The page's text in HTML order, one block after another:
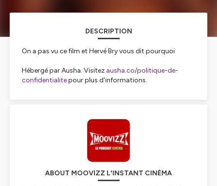
DESCRIPTION
On a pas vu ce film et Hervé Bry vous dit pourquoi
Hébergé par Ausha. Visitez ausha.co/politique-de-
confidentialitepour plus d'informations.
ABOUT MOOVIZZ L'INSTANT CINÉMA